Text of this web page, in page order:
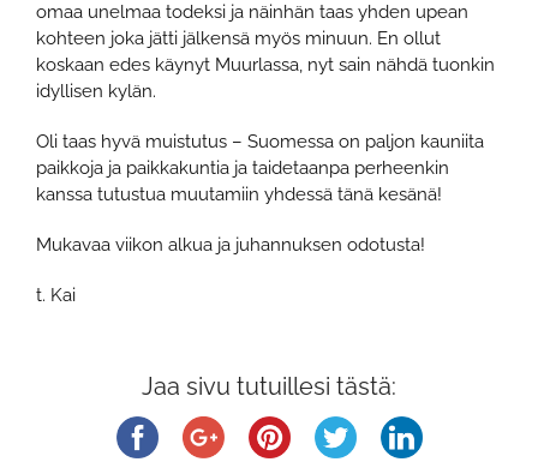
omaa unelmaa todeksi ja näinhän taas yhden upean
kohteen joka jätti jälkensä myös minuun. En ollut
koskaan edes käynyt Muurlassa, nyt sain nähdä tuonkin
idyllisen kylän.
Oli taas hyvä muistutus – Suomessa on paljon kauniita
paikkoja ja paikkakuntia ja taidetaanpa perheenkin
kanssa tutustua muutamiin yhdessä tänä kesänä!
Mukavaa viikon alkua ja juhannuksen odotusta!
t. Kai
Jaa sivu tutuillesi tästä: